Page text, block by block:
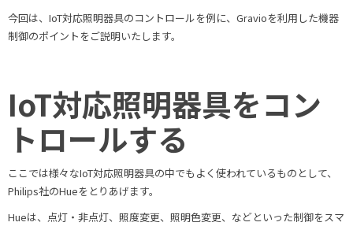
今回は、IoT対応照明器具のコントロールを例に、Gravioを利用した機器
制御のポイントをご説明いたします。
IoT対応照明器具をコン
トロールする
ここでは様々なIoT対応照明器具の中でもよく使われているものとして、
Philips社のHueをとりあげます。
Hueは、点灯・非点灯、照度変更、照明色変更、などといった制御をスマ